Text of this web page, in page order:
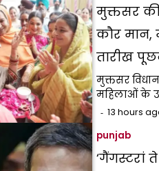
मुक्तसर की
कौर मान,
तारीख
मुक्तसर
महिलाओं के
13 hours
punjab
‘गैंगस्टरां